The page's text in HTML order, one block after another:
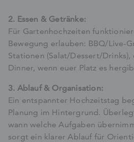
2. Essen & Getränke:
Für Gartenhochzeiten
Bewegung erlauben: BBQ/Live-
Stationen (Salat/Dessert/
Dinner, wenn euer Platz es
3. Ablauf & Organisation:
Ein entspannter Hochzeitstag
Planung im Hintergrund.
wann welche Aufgaben
sorgt ein klarer Ablauf für